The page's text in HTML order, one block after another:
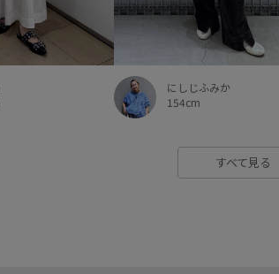
にしじふみか
154cm
すべて見る